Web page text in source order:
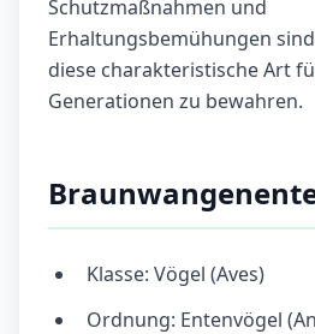
Schutzmaßnahmen und
Erhaltungsbemühungen
diese charakteristische Art
Generationen zu bewahren.
Klasse: Vögel (Aves)
Ordnung: Entenvögel